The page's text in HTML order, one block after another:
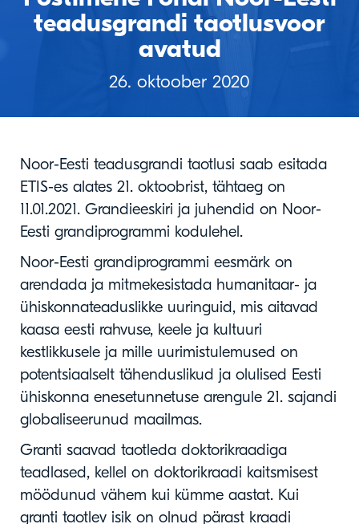
teadusgrandi taotlusvoor
avatud
26. oktoober 2020
Noor-Eesti teadusgrandi taotlusi saab esitada
ETIS-es alates 21. oktoobrist, tähtaeg on
11.01.2021. Grandieeskiri ja juhendid on Noor-
Eesti grandiprogrammi kodulehel.
Noor-Eesti grandiprogrammi eesmärk on
arendada ja mitmekesistada humanitaar- ja
ühiskonnateaduslikke uuringuid, mis aitavad
kaasa eesti rahvuse, keele ja kultuuri
kestlikkusele ja mille uurimistulemused on
potentsiaalselt tähenduslikud ja olulised Eesti
ühiskonna enesetunnetuse arengule 21. sajandi
globaliseerunud maailmas.
Granti saavad taotleda doktorikraadiga
teadlased, kellel on doktorikraadi kaitsmisest
möödunud vähem kui kümme aastat. Kui
granti taotlev isik on olnud pärast kraadi